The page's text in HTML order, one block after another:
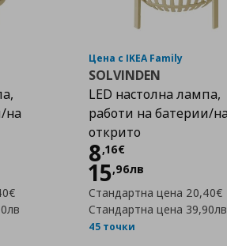
на
Цена с IKEA Family
SOLVINDEN
LED настолна лампа,
работи на батерии/на
открито
8,16€
Цена
15,96лв
Стандартна цена 20,40€
Стандартна цена 39,90лв
45 точки